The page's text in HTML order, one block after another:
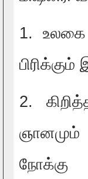
1.
2.
ஞானமும்
நோக்கு